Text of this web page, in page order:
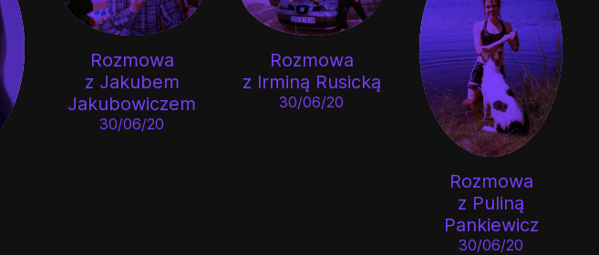
Rozmowa
z Jakubem
Jakubowiczem
30/06/20
Rozmowa
z Irminą Rusicką
30/06/20
Rozmowa
z Puliną
Pankiewicz
30/06/20